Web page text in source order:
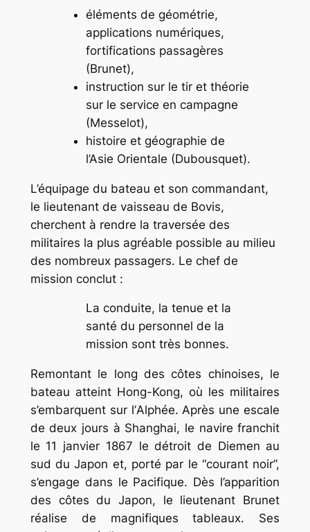
éléments de géométrie,
applications numériques,
fortifications passagères
(Brunet),
instruction sur le tir et théorie
sur le service en campagne
(Messelot),
histoire et géographie de
l’Asie Orientale (Dubousquet).
L’équipage du bateau et son commandant,
le lieutenant de vaisseau de Bovis,
cherchent à rendre la traversée des
militaires la plus agréable possible au milieu
des nombreux passagers. Le chef de
mission conclut :
La conduite, la tenue et la
santé du personnel de la
mission sont très bonnes.
Remontant le long des côtes chinoises, le
bateau atteint Hong-Kong, où les militaires
s’embarquent sur l’Alphée. Après une escale
de deux jours à Shanghai, le navire franchit
le 11 janvier 1867 le détroit de Diemen au
sud du Japon et, porté par le “courant noir”,
s’engage dans le Pacifique. Dès l’apparition
des côtes du Japon, le lieutenant Brunet
réalise de magnifiques tableaux. Ses